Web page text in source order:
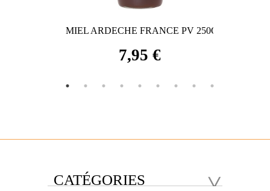
MIEL ARDECHE FRANCE PV 250G
7,95 €
CATÉGORIES